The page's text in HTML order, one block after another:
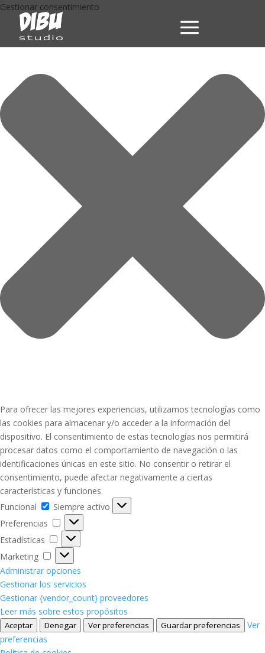
Gestionar consentimiento
Para ofrecer las mejores experiencias, utilizamos tecnologías como
las cookies para almacenar y/o acceder a la información del
dispositivo. El consentimiento de estas tecnologías nos permitirá
procesar datos como el comportamiento de navegación o las
identificaciones únicas en este sitio. No consentir o retirar el
consentimiento, puede afectar negativamente a ciertas
características y funciones.
Funcional
Funcional
Siempre activo
Preferencias
Preferencias
Estadísticas
Estadísticas
Marketing
Marketing
Administrar opciones
Gestionar los servicios
Gestionar {vendor_count} proveedores
Leer más sobre estos propósitos
Aceptar Denegar Ver preferencias Guardar preferencias
Ver
preferencias